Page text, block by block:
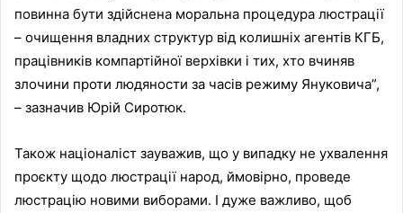
повинна бути здійснена моральна процедура люстрації
– очищення владних структур від колишніх агентів КГБ,
працівників компартійної верхівки і тих, хто вчиняв
злочини проти людяности за часів режиму Януковича”,
– зазначив Юрій Сиротюк.
Також націоналіст зауважив, що у випадку не ухвалення
проєкту щодо люстрації народ, ймовірно, проведе
люстрацію новими виборами. І дуже важливо, щоб